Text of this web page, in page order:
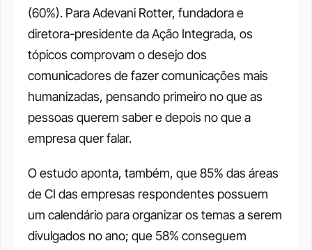
(60%). Para Adevani Rotter, fundadora e
diretora-presidente da Ação Integrada, os
tópicos comprovam o desejo dos
comunicadores de fazer comunicações mais
humanizadas, pensando primeiro no que as
pessoas querem saber e depois no que a
empresa quer falar.
O estudo aponta, também, que 85% das áreas
de CI das empresas respondentes possuem
um calendário para organizar os temas a serem
divulgados no ano; que 58% conseguem